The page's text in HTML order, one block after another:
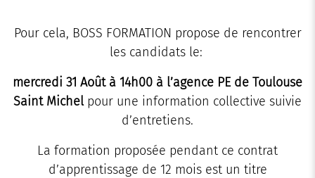
Pour cela, BOSS FORMATION propose de rencontrer
les candidats le:
mercredi 31 Août à 14h00 à l’agence PE de Toulouse
Saint Michelpour une information collective suivie
d’entretiens.
La formation proposée pendant ce contrat
d’apprentissage de 12 mois est un titre